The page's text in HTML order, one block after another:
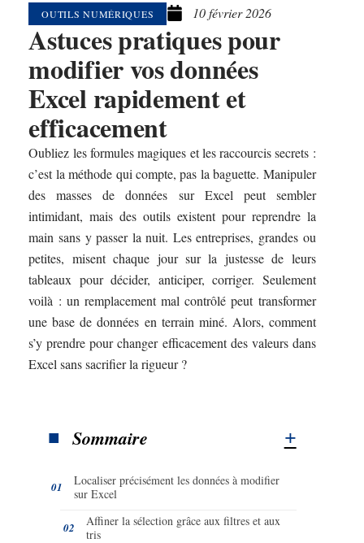
OUTILS NUMÉRIQUES 10 février 2026
Astuces pratiques pour
modifier vos données
Excel rapidement et
efficacement
Oubliez les formules magiques et les raccourcis secrets :
c’est la méthode qui compte, pas la baguette. Manipuler
des masses de données sur Excel peut sembler
intimidant, mais des outils existent pour reprendre la
main sans y passer la nuit. Les entreprises, grandes ou
petites, misent chaque jour sur la justesse de leurs
tableaux pour décider, anticiper, corriger. Seulement
voilà : un remplacement mal contrôlé peut transformer
une base de données en terrain miné. Alors, comment
s’y prendre pour changer efficacement des valeurs dans
Excel sans sacrifier la rigueur ?
Sommaire
Localiser précisément les données à modifier
sur Excel
Affiner la sélection grâce aux filtres et aux
tris